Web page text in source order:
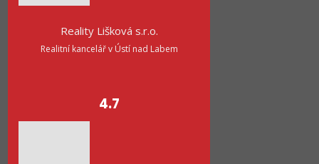
Reality Lišková s.r.o.
Realitní kancelář v Ústí nad Labem
4.7